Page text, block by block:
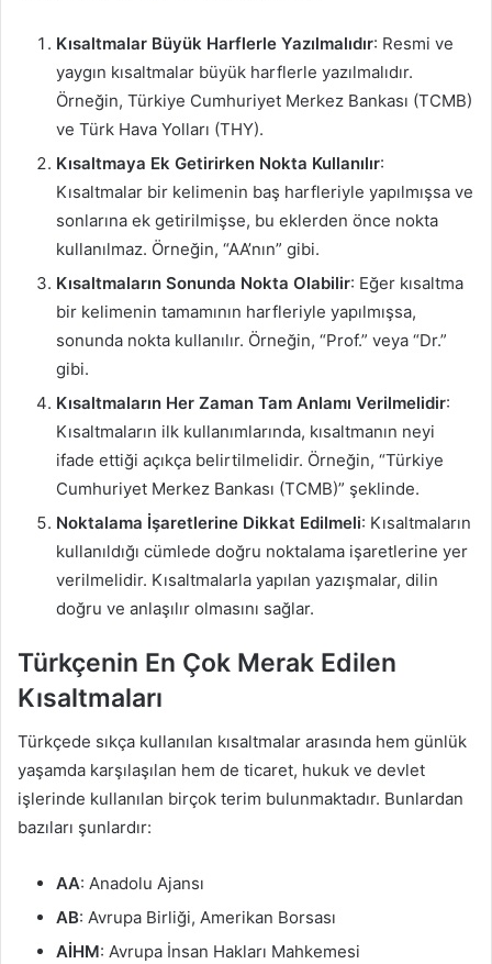
Kısaltmalar Büyük Harflerle Yazılmalıdır: Resmi ve
yaygın kısaltmalar büyük harflerle yazılmalıdır.
Örneğin, Türkiye Cumhuriyet Merkez Bankası (TCMB)
ve Türk Hava Yolları (THY).
Kısaltmaya Ek Getirirken Nokta Kullanılır:
Kısaltmalar bir kelimenin baş harfleriyle yapılmışsa ve
sonlarına ek getirilmişse, bu eklerden önce nokta
kullanılmaz. Örneğin, “AA’nın” gibi.
Kısaltmaların Sonunda Nokta Olabilir: Eğer kısaltma
bir kelimenin tamamının harfleriyle yapılmışsa,
sonunda nokta kullanılır. Örneğin, “Prof.” veya “Dr.”
gibi.
Kısaltmaların Her Zaman Tam Anlamı Verilmelidir:
Kısaltmaların ilk kullanımlarında, kısaltmanın neyi
ifade ettiği açıkça belirtilmelidir. Örneğin, “Türkiye
Cumhuriyet Merkez Bankası (TCMB)” şeklinde.
Noktalama İşaretlerine Dikkat Edilmeli: Kısaltmaların
kullanıldığı cümlede doğru noktalama işaretlerine yer
verilmelidir. Kısaltmalarla yapılan yazışmalar, dilin
doğru ve anlaşılır olmasını sağlar.
Türkçenin En Çok Merak Edilen
Kısaltmaları
Türkçede sıkça kullanılan kısaltmalar arasında hem günlük
yaşamda karşılaşılan hem de ticaret, hukuk ve devlet
işlerinde kullanılan birçok terim bulunmaktadır. Bunlardan
bazıları şunlardır:
AA: Anadolu Ajansı
AB: Avrupa Birliği, Amerikan Borsası
AİHM: Avrupa İnsan Hakları Mahkemesi